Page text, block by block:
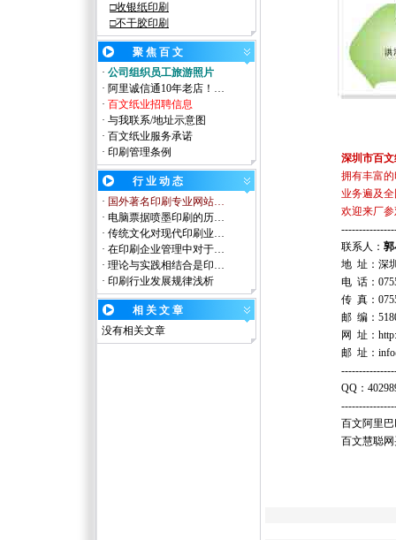
□收银纸印刷
□不干胶印刷
聚 焦 百 文
· 公司组织员工旅游照片
· 阿里诚信通10年老店！…
· 百文纸业招聘信息
· 与我联系/地址示意图
· 百文纸业服务承诺
· 印刷管理条例
行 业 动 态
· 国外著名印刷专业网站…
· 电脑票据喷墨印刷的历…
· 传统文化对现代印刷业…
· 在印刷企业管理中对于…
· 理论与实践相结合是印…
· 印刷行业发展规律浅析
相 关 文 章
没有相关文章
深圳市百
拥有丰富
业务遍及
欢迎来厂
联系人： 郭
地 址：深
电 话：
传 真：
邮 编：
网 址：
邮 址 ：
QQ：
百文阿里
百文慧聪